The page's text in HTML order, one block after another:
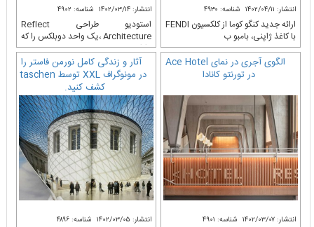
انتشار: ۱۴۰۲/۰۴/۱۱ شناسه: ۴۹۳۰
ارائه جدید کنگو کوما از کلکسیون FENDI
با کاغذ ژاپنی، بامبو ب
انتشار: ۱۴۰۲/۰۳/۱۴ شناسه: ۴۹۰۲
استودیو طراحی Reflect
Architecture ،یک واحد دوبلکس را که
دارای دو زی
الگوی آجری در نمای Ace Hotel
در تورنتو کانادا
انتشار: ۱۴۰۲/۰۳/۰۷ شناسه: ۴۹۰۱
آثار و زندگی کامل نورمن فاستر را
در مونوگراف XXL توسط taschen
کشف کنید.
انتشار: ۱۴۰۲/۰۳/۰۵ شناسه: ۴۸۹۶